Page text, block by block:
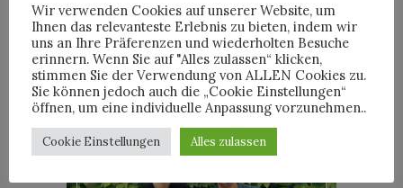
YOANN LEMOINE AKA
WOODKID IM INTERVIEW
Wir verwenden Cookies auf unserer Website, um
Ihnen das relevanteste Erlebnis zu bieten, indem wir
uns an Ihre Präferenzen und wiederholten Besuche
erinnern. Wenn Sie auf "Alles zulassen“ klicken,
stimmen Sie der Verwendung von ALLEN Cookies zu.
Sie können jedoch auch die „Cookie Einstellungen“
öffnen, um eine individuelle Anpassung vorzunehmen..
Cookie Einstellungen Alles zulassen